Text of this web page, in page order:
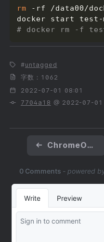
rm -rf /data00/
# docker rm -f
untagged
字数：1062
2022-07-01 08:01
7704a18 @ 2022-07-01
← ChromeOS 体验 (FydeOS)